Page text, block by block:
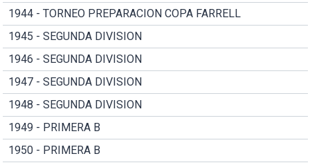
1944 - TORNEO PREPARACION COPA FARRELL
1945 - SEGUNDA DIVISION
1946 - SEGUNDA DIVISION
1947 - SEGUNDA DIVISION
1948 - SEGUNDA DIVISION
1949 - PRIMERA B
1950 - PRIMERA B